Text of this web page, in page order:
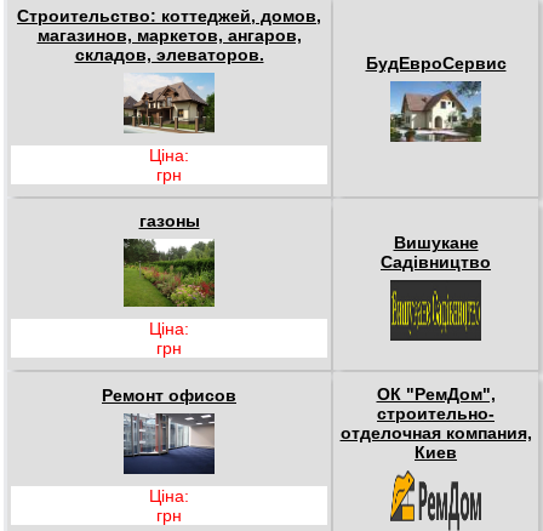
Строительство: коттеджей, домов,
магазинов, маркетов, ангаров,
складов, элеваторов.
Ціна:
грн
БудЕвроСервис
газоны
Ціна:
грн
Вишукане
Садівництво
Ремонт офисов
Ціна:
грн
ОК "РемДом",
строительно-
отделочная компания,
Киев